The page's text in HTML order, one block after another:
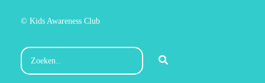
© Kids Awareness Club